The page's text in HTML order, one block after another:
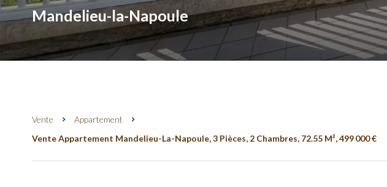
Mandelieu-la-Napoule
Vente
Appartement
Vente Appartement Mandelieu-La-Napoule, 3 Pièces, 2 Chambres, 72.55 M², 499 000 €